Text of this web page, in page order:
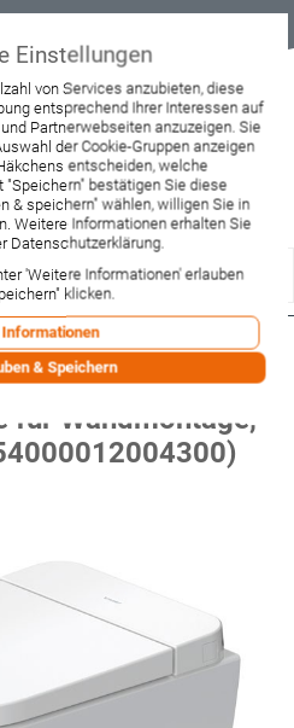
D-Neo
WC
für Wandmontage,
Einstellungen
von Services anzubieten, diese
entsprechend Ihrer Interessen auf
Partnerwebseiten anzuzeigen. Sie
der Cookie-Gruppen anzeigen
entscheiden, welche
bestätigen Sie diese
& speichern" wählen, willigen Sie in
Weitere Informationen erhalten Sie
Datenschutzerklärung.
'Weitere Informationen' erlauben
klicken.
& Speichern